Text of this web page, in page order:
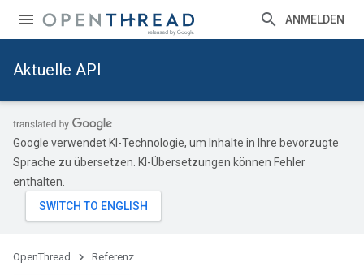
ANMELDEN
Aktuelle API
Google verwendet KI-Technologie, um Inhalte in Ihre bevorzugte
Sprache zu übersetzen. KI-Übersetzungen können Fehler
enthalten.
OpenThread Referenz